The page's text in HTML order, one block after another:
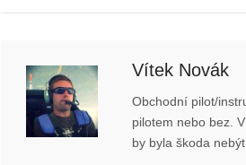
Vítek Novák
Obchodní pilot/
pilotem nebo bez.
by byla škoda